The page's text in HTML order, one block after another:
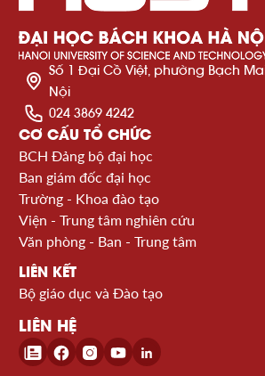
Số 1 Đại Cồ Việt, phường Bạch
Nội
024 3869 4242
CƠ CẤU TỔ CHỨC
BCH Đảng bộ đại học
Ban giám đốc đại học
Trường - Khoa đào tạo
Viện - Trung tâm nghiên cứu
Văn phòng - Ban - Trung tâm
LIÊN KẾT
Bộ giáo dục và Đào tạo
LIÊN HỆ